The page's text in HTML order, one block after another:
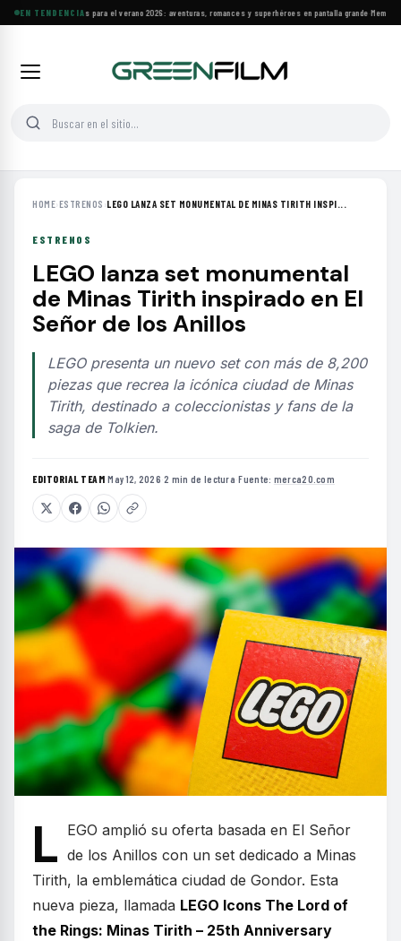
EN TENDENCIA
Estrenos y clásicos para el verano 2026: aventuras, romances y superhéroes en pantalla grande·Memoria
HOME›ESTRENOS ›LEGO LANZA SET MONUMENTAL DE MINAS TIRITH INSPI...
ESTRENOS
LEGO lanza set monumental
de Minas Tirith inspirado en El
Señor de los Anillos
LEGO presenta un nuevo set con más de 8,200
piezas que recrea la icónica ciudad de Minas
Tirith, destinado a coleccionistas y fans de la
saga de Tolkien.
EDITORIAL TEAM·May 12, 2026·2 min de lectura·Fuente: merca20.com
L EGO amplió su oferta basada en El Señor
de los Anillos con un set dedicado a Minas
Tirith, la emblemática ciudad de Gondor. Esta
nueva pieza, llamada LEGO Icons The Lord of
the Rings: Minas Tirith – 25th Anniversary